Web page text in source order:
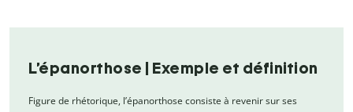
L’épanorthose | Exemple et définition
Figure de rhétorique, l’épanorthose consiste à revenir sur ses